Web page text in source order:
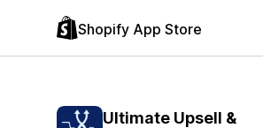
Shopify App Store
Ultimate Upsell &